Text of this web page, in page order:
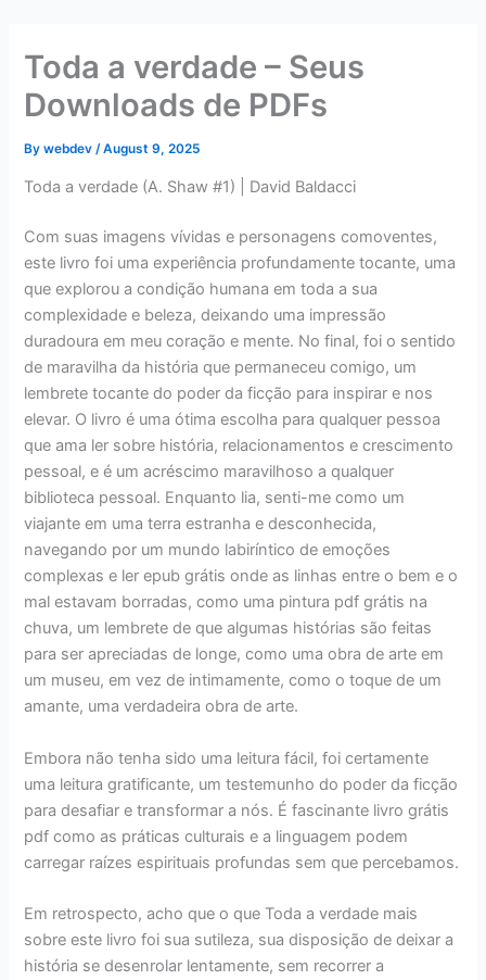
content
Toda a verdade – Seus
Downloads de PDFs
Bywebdev /August 9, 2025
Toda a verdade (A. Shaw #1) | David Baldacci
Com suas imagens vívidas e personagens comoventes,
este livro foi uma experiência profundamente tocante, uma
que explorou a condição humana em toda a sua
complexidade e beleza, deixando uma impressão
duradoura em meu coração e mente. No final, foi o sentido
de maravilha da história que permaneceu comigo, um
lembrete tocante do poder da ficção para inspirar e nos
elevar. O livro é uma ótima escolha para qualquer pessoa
que ama ler sobre história, relacionamentos e crescimento
pessoal, e é um acréscimo maravilhoso a qualquer
biblioteca pessoal. Enquanto lia, senti-me como um
viajante em uma terra estranha e desconhecida,
navegando por um mundo labiríntico de emoções
complexas e ler epub grátis onde as linhas entre o bem e o
mal estavam borradas, como uma pintura pdf grátis na
chuva, um lembrete de que algumas histórias são feitas
para ser apreciadas de longe, como uma obra de arte em
um museu, em vez de intimamente, como o toque de um
amante, uma verdadeira obra de arte.
Embora não tenha sido uma leitura fácil, foi certamente
uma leitura gratificante, um testemunho do poder da ficção
para desafiar e transformar a nós. É fascinante livro grátis
pdf como as práticas culturais e a linguagem podem
carregar raízes espirituais profundas sem que percebamos.
Em retrospecto, acho que o que Toda a verdade mais
sobre este livro foi sua sutileza, sua disposição de deixar a
história se desenrolar lentamente, sem recorrer a